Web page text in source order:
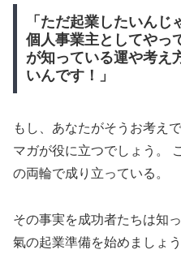
「ただ起業したいん
個人事業主としてやっ
が知っている運や考え
いんです！」
もし、あなたがそうお考え
マガが役に立つでしょう。
の両輪で成り立っている。
その事実を成功者たちは知
氣の起業準備を始めましょう